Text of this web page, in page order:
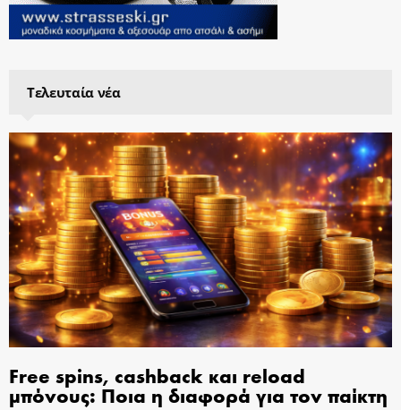
Τελευταία νέα
Free spins, cashback και reload
μπόνους: Ποια η διαφορά για τον παίκτη